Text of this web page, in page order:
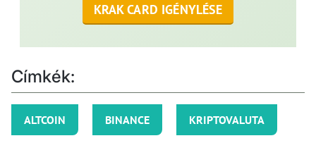
KRAK CARD IGÉNYLÉSE
Címkék:
ALTCOIN BINANCE KRIPTOVALUTA